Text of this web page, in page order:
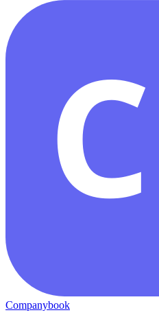
Companybook